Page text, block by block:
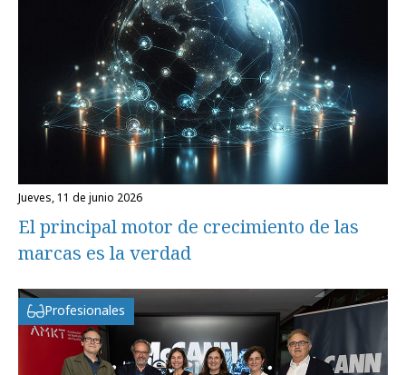
jueves, 11 de junio 2026
El principal motor de crecimiento de las
marcas es la verdad
Profesionales